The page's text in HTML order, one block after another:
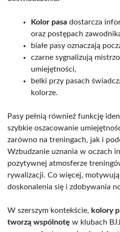
Kolor pasa dostarcza
oraz postępach
białe pasy oznaczają
czarne sygnalizują
umiejętności,
belki przy pasach
kolorze.
Pasy pełnią również funkcję
szybkie oszacowanie
zarówno na treningach, jak i
Wzbudzanie uznania w oczach
pozytywnej atmosferze
rywalizacji. Co więcej,
doskonalenia się i zdobywania
W szerszym kontekście, kolory
tworzą wspólnotę w klubach